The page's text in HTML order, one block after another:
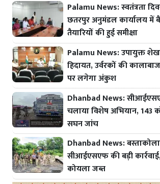
Palamu News: स्वतंत्रता
छतरपुर अनुमंडल कार्यालय में
तैयारियों की हुई समीक्षा
Palamu News: उपायुक्त
हिदायत, उर्वरकों की
पर लगेगा अंकुश
Dhanbad News:
चलाया विशेष अभियान, 143
सघन जांच
Dhanbad News:
सीआईएसएफ की बड़ी
कोयला जब्त